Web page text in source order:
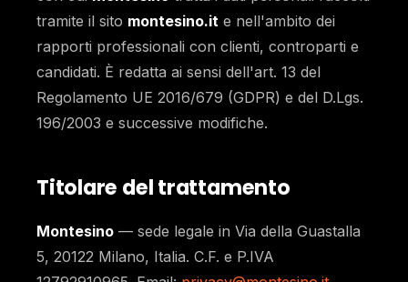
tramite il sito montesino.it e nell'ambito dei
rapporti professionali con clienti, controparti e
candidati. È redatta ai sensi dell'art. 13 del
Regolamento UE 2016/679 (GDPR) e del D.Lgs.
196/2003 e successive modifiche.
Titolare del trattamento
Montesino — sede legale in Via della Guastalla
5, 20122 Milano, Italia. C.F. e P.IVA